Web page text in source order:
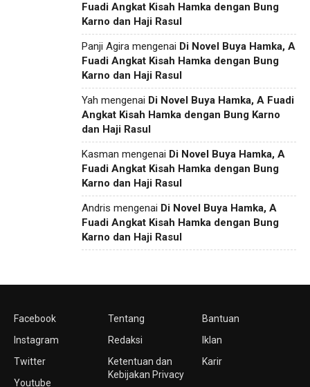
Fuadi Angkat Kisah Hamka dengan Bung
Karno dan Haji Rasul
Panji Agira mengenai Di Novel Buya Hamka, A
Fuadi Angkat Kisah Hamka dengan Bung
Karno dan Haji Rasul
Yah mengenai Di Novel Buya Hamka, A Fuadi
Angkat Kisah Hamka dengan Bung Karno
dan Haji Rasul
Kasman mengenai Di Novel Buya Hamka, A
Fuadi Angkat Kisah Hamka dengan Bung
Karno dan Haji Rasul
Andris mengenai Di Novel Buya Hamka, A
Fuadi Angkat Kisah Hamka dengan Bung
Karno dan Haji Rasul
Facebook
Instagram
Twitter
Youtube
Tentang
Redaksi
Ketentuan dan
Kebijakan Privacy
Bantuan
Iklan
Karir